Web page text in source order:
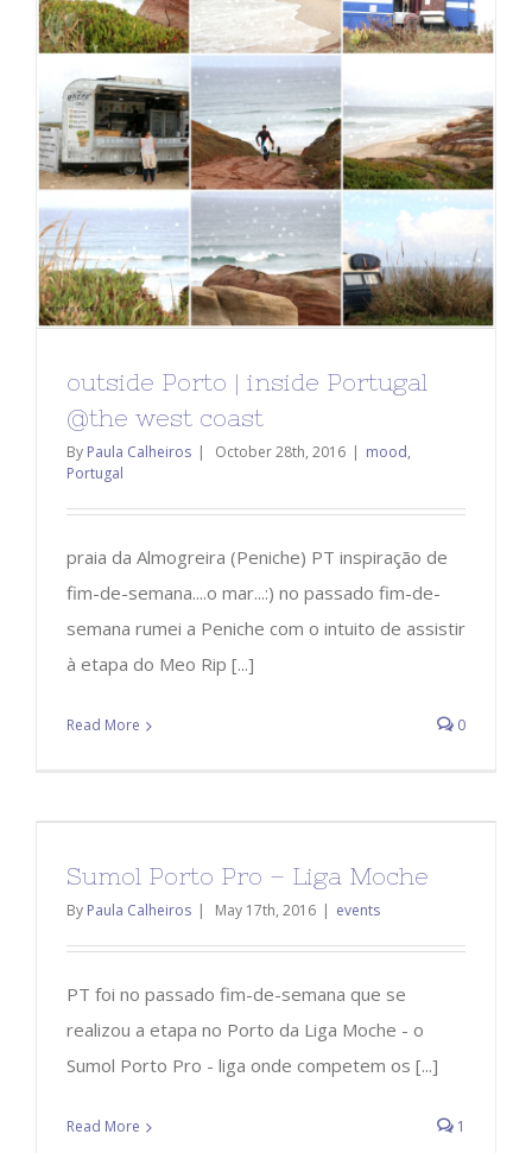
outside Porto | inside Portugal
@the west coast
By Paula Calheiros | October 28th, 2016 | mood,
Portugal
praia da Almogreira (Peniche) PT inspiração de
fim-de-semana....o mar...:) no passado fim-de-
semana rumei a Peniche com o intuito de assistir
à etapa do Meo Rip [...]
Read More 0
Sumol Porto Pro – Liga Moche
By Paula Calheiros | May 17th, 2016 | events
PT foi no passado fim-de-semana que se
realizou a etapa no Porto da Liga Moche - o
Sumol Porto Pro - liga onde competem os [...]
Read More 1